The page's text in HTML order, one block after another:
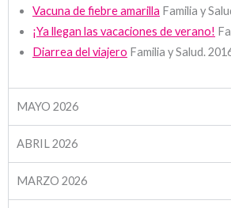
Vacuna de fiebre amarilla Familia y
¡Ya llegan las vacaciones de verano!
Diarrea del viajero Familia y Salud.
MAYO 2026
ABRIL 2026
MARZO 2026